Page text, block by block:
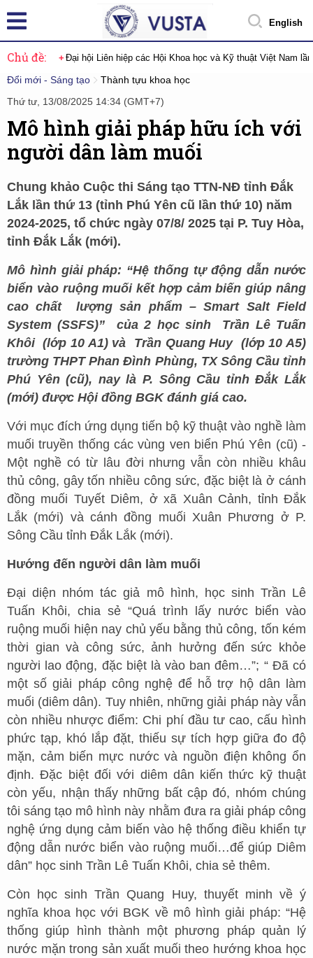
English
Chủ đề: Đại hội Liên hiệp các Hội Khoa học và Kỹ thuật Việt Nam
Đổi mới - Sáng tạo
Thành tựu khoa học
Thứ tư, 13/08/2025 14:34 (GMT+7)
Mô hình giải pháp hữu ích với
người dân làm muối
Chung khảo Cuộc thi Sáng tạo TTN-NĐ tỉnh Đắk
Lắk lần thứ 13 (tỉnh Phú Yên cũ lần thứ 10) năm
2024-2025, tổ chức ngày 07/8/ 2025 tại P. Tuy Hòa,
tỉnh Đắk Lắk (mới).
Mô hình giải pháp: “Hệ thống tự động dẫn nước
biển vào ruộng muối kết hợp cảm biến giúp nâng
cao chất
lượng sản phẩm – Smart Salt Field
System (SSFS)”
của 2 học sinh
Trần Lê Tuấn
Khôi (lớp 10 A1) và Trần Quang Huy (lớp 10 A5)
trường THPT Phan Đình Phùng, TX Sông Cầu tỉnh
Phú Yên (cũ), nay là P. Sông Cầu tỉnh Đắk Lắk
(mới) được Hội đồng BGK đánh giá cao.
Với mục đích ứng dụng tiến bộ kỹ thuật vào nghề làm
muối truyền thống các vùng ven biển Phú Yên (cũ) -
Một nghề có từ lâu đời nhưng vẫn còn nhiều khâu
thủ công, gây tốn nhiều công sức, đặc biệt là ở cánh
đồng muối Tuyết Diêm, ở xã Xuân Cảnh, tỉnh Đắk
Lắk (mới) và cánh đồng muối Xuân Phương ở P.
Sông Cầu tỉnh Đắk Lắk (mới).
Hướng đến người dân làm muối
Đại diện nhóm tác giả mô hình, học sinh Trần Lê
Tuấn Khôi, chia sẻ “Quá trình lấy nước biển vào
ruộng muối hiện nay chủ yếu bằng thủ công, tốn kém
thời gian và công sức, ảnh hưởng đến sức khỏe
người lao động, đặc biệt là vào ban đêm…”; “ Đã có
một số giải pháp công nghệ để hỗ trợ hộ dân làm
muối (diêm dân). Tuy nhiên, những giải pháp này vẫn
còn nhiều nhược điểm: Chi phí đầu tư cao, cấu hình
phức tạp, khó lắp đặt, thiếu sự tích hợp giữa đo độ
mặn, cảm biến mực nước và nguồn điện không ổn
định. Đặc biệt đối với diêm dân kiến thức kỹ thuật
còn yếu, nhận thấy những bất cập đó, nhóm chúng
tôi sáng tạo mô hình này nhằm đưa ra giải pháp công
nghệ ứng dụng cảm biến vào hệ thống điều khiển tự
động dẫn nước biển vào ruộng muối…để giúp Diêm
dân” học sinh Trần Lê Tuấn Khôi, chia sẻ thêm.
Còn học sinh Trần Quang Huy, thuyết minh về ý
nghĩa khoa học với BGK về mô hình giải pháp: “Hệ
thống giúp hình thành một phương pháp quản lý
nước mặn trong sản xuất muối theo hướng khoa học